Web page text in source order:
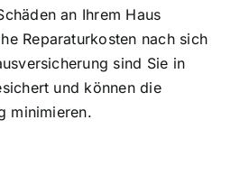
an Ihrem Haus
Reparaturkosten nach sich
sind Sie in
und können die
minimieren.